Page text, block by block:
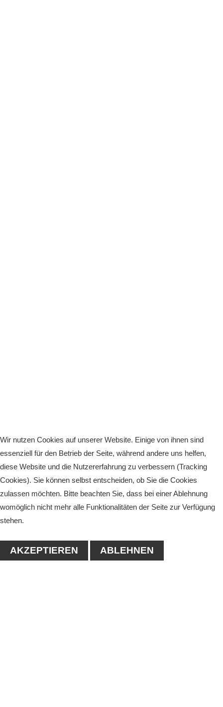
Wir nutzen Cookies auf unserer Website. Einige von ihnen sind
essenziell für den Betrieb der Seite, während andere uns helfen,
diese Website und die Nutzererfahrung zu verbessern (Tracking
Cookies). Sie können selbst entscheiden, ob Sie die Cookies
zulassen möchten. Bitte beachten Sie, dass bei einer Ablehnung
womöglich nicht mehr alle Funktionalitäten der Seite zur Verfügung
stehen.
AKZEPTIEREN ABLEHNEN